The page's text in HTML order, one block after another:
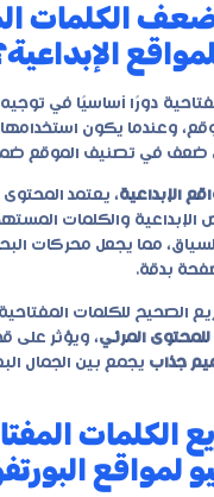
الكلمات
دورًا أساسيًا في
وعندما يكون استخدامها
ضعف في تصنيف الموقع
الإبداعية، يعتمد
الإبداعية والكلمات
مما يجعل محركات
بدقة.
الصحيح للكلمات
المرئي، ويؤثر على
جذاب يجمع بين الجمال
الكلمات